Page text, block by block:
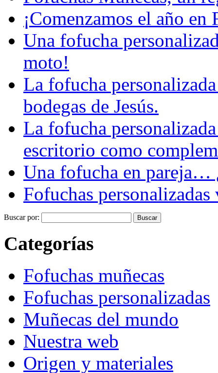
¡Comenzamos el año
Una fofucha
moto!
La fofucha
bodegas de Jesús.
La fofucha
escritorio como
Una fofucha en pareja…
Fofuchas
Buscar por:
Categorías
Fofuchas muñecas
Fofuchas personalizadas
Muñecas del mundo
Nuestra web
Origen y materiales